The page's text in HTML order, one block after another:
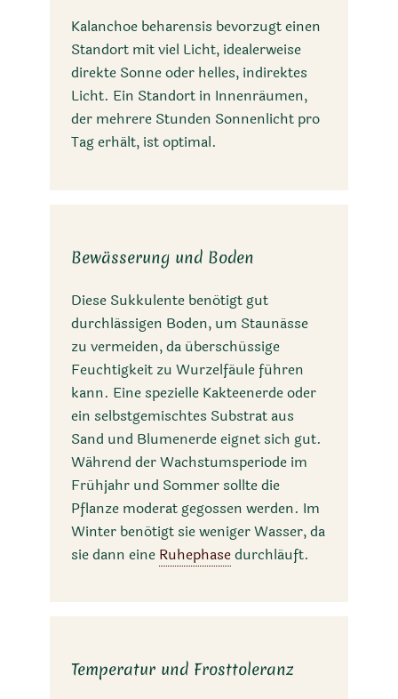
Kalanchoe beharensis bevorzugt einen
Standort mit viel Licht, idealerweise
direkte Sonne oder helles, indirektes
Licht. Ein Standort in Innenräumen,
der mehrere Stunden Sonnenlicht pro
Tag erhält, ist optimal.
Bewässerung und Boden
Diese Sukkulente benötigt gut
durchlässigen Boden, um Staunässe
zu vermeiden, da überschüssige
Feuchtigkeit zu Wurzelfäule führen
kann. Eine spezielle Kakteenerde oder
ein selbstgemischtes Substrat aus
Sand und Blumenerde eignet sich gut.
Während der Wachstumsperiode im
Frühjahr und Sommer sollte die
Pflanze moderat gegossen werden. Im
Winter benötigt sie weniger Wasser, da
sie dann eine Ruhephasedurchläuft.
Temperatur und Frosttoleranz